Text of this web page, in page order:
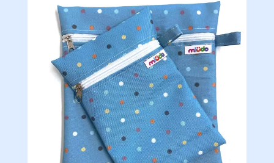
através
R$462,00